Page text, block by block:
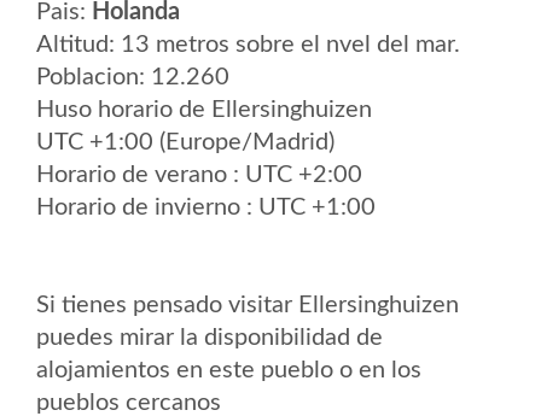
Pais: Holanda
Altitud: 13 metros sobre el nvel del mar.
Poblacion: 12.260
Huso horario de Ellersinghuizen
UTC +1:00 (Europe/Madrid)
Horario de verano : UTC +2:00
Horario de invierno : UTC +1:00
Si tienes pensado visitar Ellersinghuizen
puedes mirar la disponibilidad de
alojamientos en este pueblo o en los
pueblos cercanos